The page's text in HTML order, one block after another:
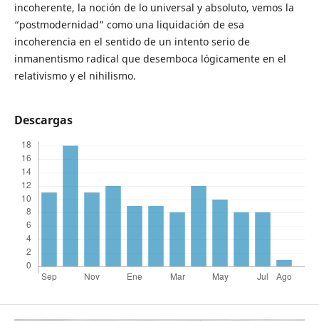
incoherente, la noción de lo universal y absoluto, vemos la
“postmodernidad” como una liquidación de esa
incoherencia en el sentido de un intento serio de
inmanentismo radical que desemboca lógicamente en el
relativismo y el nihilismo.
Descargas